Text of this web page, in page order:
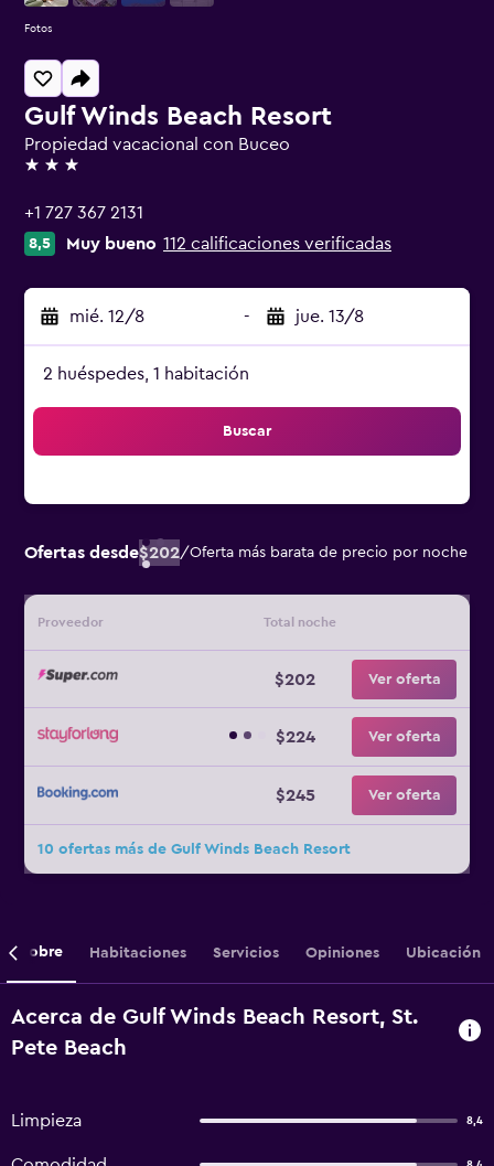
Gulf Winds Beach Resort
Propiedad vacacional con Buceo
3 estrellas
+1 727 367 2131
8,5 Muy bueno 112 calificaciones verificadas
mié. 12/8 - jue. 13/8
2 huéspedes, 1 habitación
Buscar
Ofertas desde$202/Oferta más barata de precio por noche
Proveedor Total noche
$202 Ver oferta
$224 Ver oferta
$245 Ver oferta
10 ofertas más de Gulf Winds Beach Resort
Fotos
Sobre Habitaciones Servicios Opiniones Ubicación
Acerca de Gulf Winds Beach Resort, St.
Pete Beach
Limpieza 8,4